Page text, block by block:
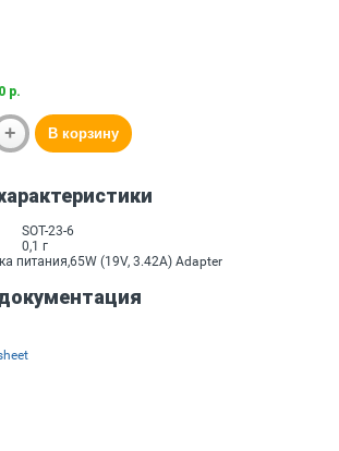
р.
SOT-23-6
0,1 г
питания,65W (19V, 3.42A) Adapter